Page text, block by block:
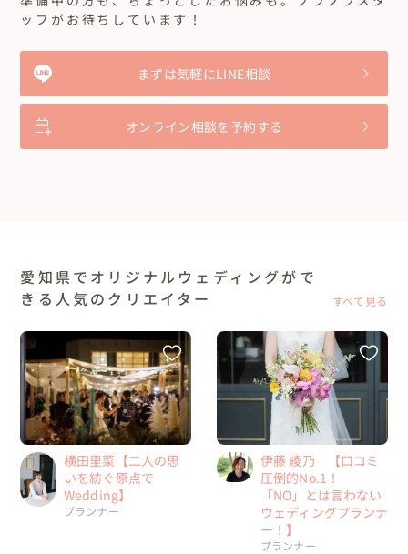
ッフがお待ちしています！
まずは気軽にLINE相談
オンライン相談を予約する
愛知県でオリジナルウェディングがで
きる人気のクリエイター
すべて見る
横田里菜【二人の思
いを紡ぐ原点で
Wedding】
プランナー
伊藤 綾乃 【口コミ
圧倒的No.1！
「NO」とは言わない
ウェディングプランナ
ー！】
プランナー